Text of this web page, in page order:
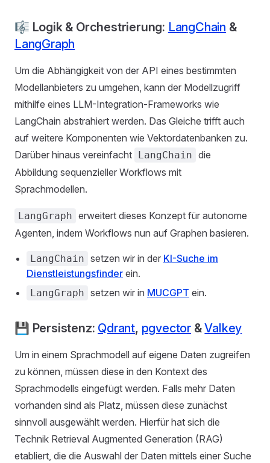
🎼 Logik & Orchestrierung: LangChain &
LangGraph
Um die Abhängigkeit von der API eines bestimmten
Modellanbieters zu umgehen, kann der Modellzugriff
mithilfe eines LLM-Integration-Frameworks wie
LangChain abstrahiert werden. Das Gleiche trifft auch
auf weitere Komponenten wie Vektordatenbanken zu.
Darüber hinaus vereinfacht
LangChain die
Abbildung sequenzieller Workflows mit
Sprachmodellen.
LangGraph erweitert dieses Konzept für autonome
Agenten, indem Workflows nun auf Graphen basieren.
LangChain setzen wir in der KI-Suche im
Dienstleistungsfinder ein.
LangGraph setzen wir in MUCGPT ein.
💾 Persistenz: Qdrant, pgvector &Valkey
Um in einem Sprachmodell auf eigene Daten zugreifen
zu können, müssen diese in den Kontext des
Sprachmodells eingefügt werden. Falls mehr Daten
vorhanden sind als Platz, müssen diese zunächst
sinnvoll ausgewählt werden. Hierfür hat sich die
Technik Retrieval Augmented Generation (RAG)
etabliert, die die Auswahl der Daten mittels einer Suche